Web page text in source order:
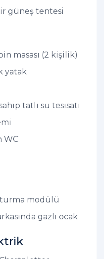
güneş tentesi
masası (2 kişilik)
yatak
tatlı su tesisatı
WC
modülü
gazlı ocak